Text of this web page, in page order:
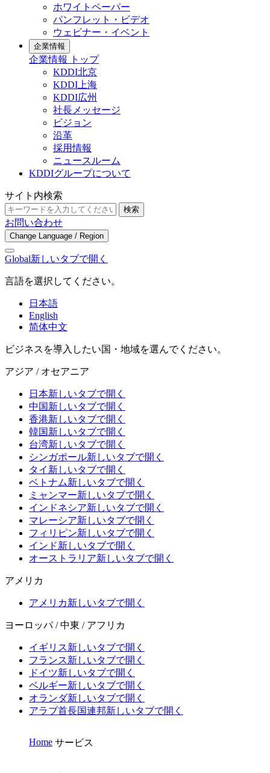
ホワイトペーパー
パンフレット・ビデオ
ウェビナー・イベント
企業情報
企業情報 トップ
KDDI北京
KDDI上海
KDDI広州
社長メッセージ
ビジョン
沿革
採用情報
ニュースルーム
KDDIグループについて
サイト内検索
検索
お問い合わせ
Change Language / Region
Global新しいタブで開く
言語を選択してください。
日本語
English
简体中文
ビジネスを導入したい国・地域を選んでください。
アジア / オセアニア
日本新しいタブで開く
中国新しいタブで開く
香港新しいタブで開く
韓国新しいタブで開く
台湾新しいタブで開く
シンガポール新しいタブで開く
タイ 新しいタブで開く
ベトナム新しいタブで開く
ミャンマー新しいタブで開く
インドネシア新しいタブで開く
マレーシア新しいタブで開く
フィリピン新しいタブで開く
インド新しいタブで開く
オーストラリア新しいタブで開く
アメリカ
アメリカ新しいタブで開く
ヨーロッパ / 中東 / アフリカ
イギリス新しいタブで開く
フランス新しいタブで開く
ドイツ新しいタブで開く
ベルギー新しいタブで開く
オランダ新しいタブで開く
アラブ首長国連邦新しいタブで開く
Home サービス